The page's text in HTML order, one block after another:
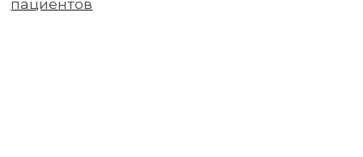
пациентов